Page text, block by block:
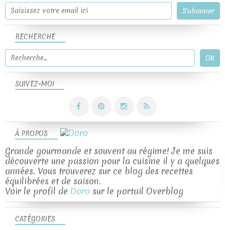
SUIVEZ-MOI
RECHERCHE
À PROPOS
Grande gourmande et souvent au régime! Je me suis
découverte une passion pour la cuisine il y a quelques
années. Vous trouverez sur ce blog des recettes
équilibrées et de saison.
Voir le profil de Doro sur le portail Overblog
CATÉGORIES